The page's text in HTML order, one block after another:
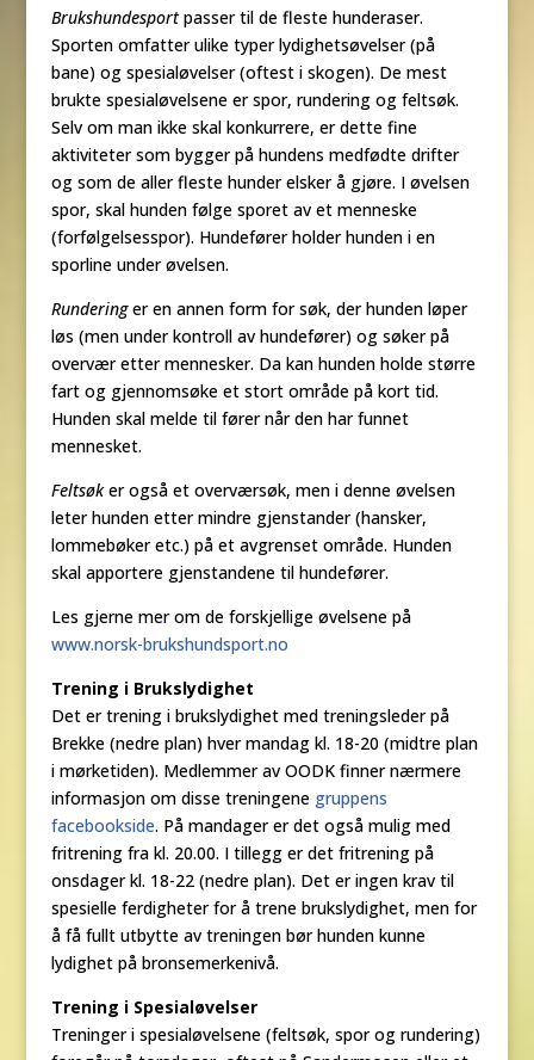
Brukshundesportpasser til de fleste hunderaser.
Sporten omfatter ulike typer lydighetsøvelser (på
bane) og spesialøvelser (oftest i skogen). De mest
brukte spesialøvelsene er spor, rundering og feltsøk.
Selv om man ikke skal konkurrere, er dette fine
aktiviteter som bygger på hundens medfødte drifter
og som de aller fleste hunder elsker å gjøre. I øvelsen
spor, skal hunden følge sporet av et menneske
(forfølgelsesspor). Hundefører holder hunden i en
sporline under øvelsen.
Runderinger en annen form for søk, der hunden løper
løs (men under kontroll av hundefører) og søker på
overvær etter mennesker. Da kan hunden holde større
fart og gjennomsøke et stort område på kort tid.
Hunden skal melde til fører når den har funnet
mennesket.
Feltsøker også et overværsøk, men i denne øvelsen
leter hunden etter mindre gjenstander (hansker,
lommebøker etc.) på et avgrenset område. Hunden
skal apportere gjenstandene til hundefører.
Les gjerne mer om de forskjellige øvelsene på
www.norsk-brukshundsport.no
Trening i Brukslydighet
Det er trening i brukslydighet med treningsleder på
Brekke (nedre plan) hver mandag kl. 18-20 (midtre plan
i mørketiden). Medlemmer av OODK finner nærmere
informasjon om disse treningene gruppens
facebookside. På mandager er det også mulig med
fritrening fra kl. 20.00. I tillegg er det fritrening på
onsdager kl. 18-22 (nedre plan). Det er ingen krav til
spesielle ferdigheter for å trene brukslydighet, men for
å få fullt utbytte av treningen bør hunden kunne
lydighet på bronsemerkenivå.
Trening i Spesialøvelser
Treninger i spesialøvelsene (feltsøk, spor og rundering)